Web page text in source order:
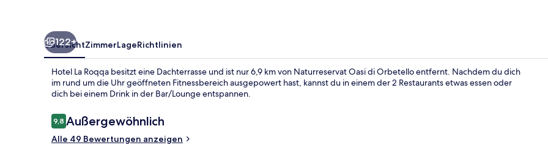
122+
ÜbersichtZimmerLageRichtlinien
Hotel La Roqqa besitzt eine Dachterrasse und ist nur 6,9 km von Naturreservat Oasi di Orbetello entfernt. Nachdem du dich
im rund um die Uhr geöffneten Fitnessbereich ausgepowert hast, kannst du in einem der 2 Restaurants etwas essen oder
dich bei einem Drink in der Bar/Lounge entspannen.
Bewertungen
9,89,8 von 10.
Außergewöhnlich
Alle 49 Bewertungen anzeigen